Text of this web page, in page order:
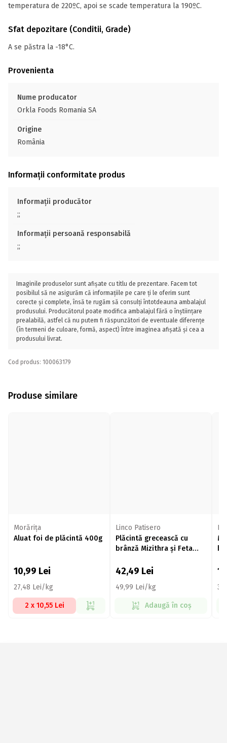
temperatura de 220ºC, apoi se scade temperatura la 190ºC.
Sfat depozitare (Conditii, Grade)
A se păstra la -18°C.
Provenienta
Nume producator
Orkla Foods Romania SA
Origine
România
Informații conformitate produs
Informații producător
;;
Informații persoană responsabilă
;;
Imaginile produselor sunt afișate cu titlu de prezentare. Facem tot
posibilul să ne asigurăm că informațiile pe care ți le oferim sunt
corecte și complete, însă te rugăm să consulți întotdeauna ambalajul
produsului. Producătorul poate modifica ambalajul fără o înștiințare
prealabilă, astfel că nu putem fi răspunzători de eventuale diferențe
(în termeni de culoare, formă, aspect) între imaginea afișată și cea a
produsului livrat.
Cod produs: 100063179
Produse similare
Morăriţa
Aluat foi de plăcintă 400g
10,99 Lei
27,48 Lei/kg
2 x 10,55 Lei
Linco Patisero
Plăcintă grecească cu
brânză Mizithra și Feta
42,49 Lei
49,99 Lei/kg
Adaugă în coș